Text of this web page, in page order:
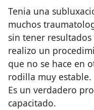
Tenia una
muchos
sin tener
realizo un
que no se hace en
rodilla muy estable.
Es un verdadero
capacitado.